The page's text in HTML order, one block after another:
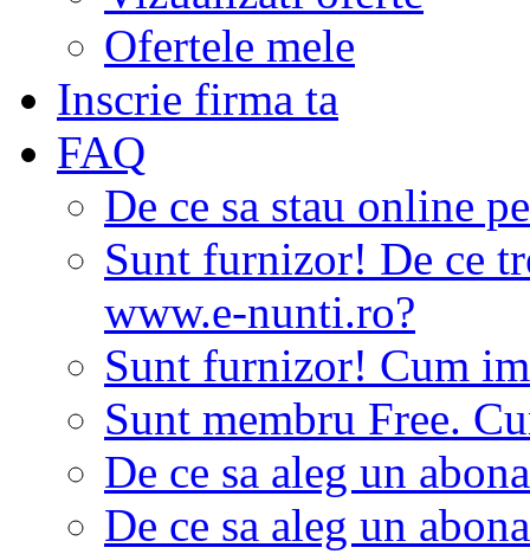
Ofertele mele
Inscrie firma ta
FAQ
De ce sa stau online
Sunt furnizor! De ce
www.e-nunti.ro?
Sunt furnizor! Cum
Sunt membru Free.
De ce sa aleg un
De ce sa aleg un